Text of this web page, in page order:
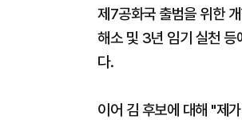
제7공화국 출범을 위한
해소 및 3년 임기 실천 등
다.
이어 김 후보에 대해 "제